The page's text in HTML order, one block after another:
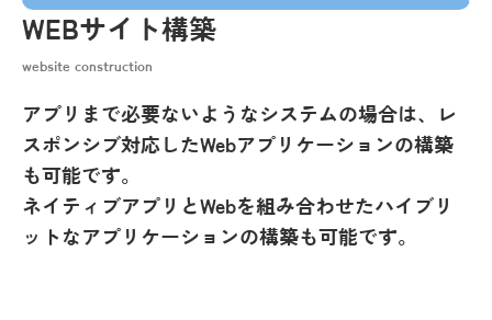
WEBサイト構築
website construction
アプリまで必要ないようなシステムの場合は、レ
スポンシブ対応したWebアプリケーションの構築
も可能です。
ネイティブアプリとWebを組み合わせたハイブリ
ットなアプリケーションの構築も可能です。